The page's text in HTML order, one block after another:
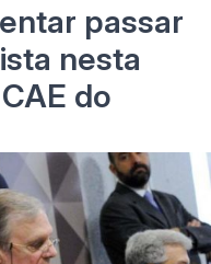
passar
nesta
do